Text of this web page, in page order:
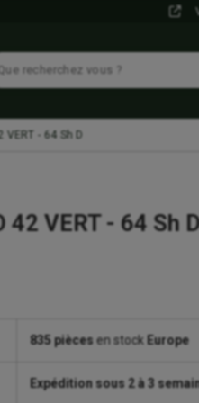
VERT - 64 Sh D
42 VERT - 64 Sh
835 piècesen stock Europe
Expédition sous 2 à 3